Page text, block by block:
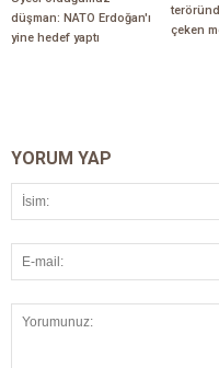
düşman: NATO Erdoğan'ı
yine hedef yaptı
çeken
YORUM YAP